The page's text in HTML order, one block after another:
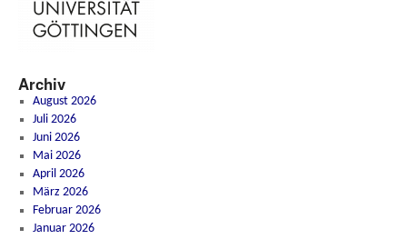
Archiv
August 2026
Juli 2026
Juni 2026
Mai 2026
April 2026
März 2026
Februar 2026
Januar 2026